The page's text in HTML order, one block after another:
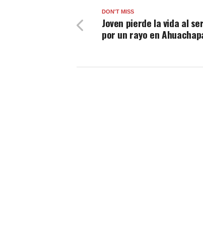
DON'T MISS
Joven pierde la vida al
por un rayo en